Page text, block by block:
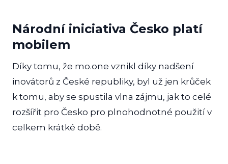
Národní iniciativa Česko platí
mobilem
Díky tomu, že mo.one vznikl díky nadšení
inovátorů z České republiky, byl už jen krůček
k tomu, aby se spustila vlna zájmu, jak to celé
rozšířit pro Česko pro plnohodnotné použití v
celkem krátké době.